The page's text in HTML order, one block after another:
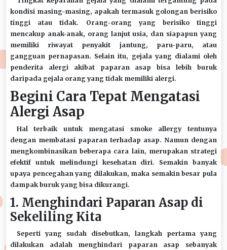
kondisi masing-masing, apakah termasuk golongan berisiko
tinggi atau tidak. Orang-orang yang berisiko tinggi
mencakup anak-anak, orang lanjut usia, dan siapapun yang
memiliki riwayat penyakit jantung, paru-paru, atau
gangguan pernapasan. Selain itu, gejala yang dialami oleh
penderita alergi akibat paparan asap bisa lebih buruk
daripada gejala orang yang tidak memiliki alergi.
Begini Cara Tepat Mengatasi
Alergi Asap
Hal terbaik untuk mengatasi smoke allergy tentunya
dengan membatasi paparan terhadap asap. Namun dengan
mengkombinasikan beberapa cara lain, merupakan strategi
efektif untuk melindungi kesehatan diri. Semakin banyak
upaya pencegahan yang dilakukan, maka semakin besar pula
dampak buruk yang bisa dikurangi.
1. Menghindari Paparan Asap di
Sekeliling Kita
Seperti yang sudah disebutkan, langkah pertama yang
dilakukan adalah menghindari paparan asap sebanyak